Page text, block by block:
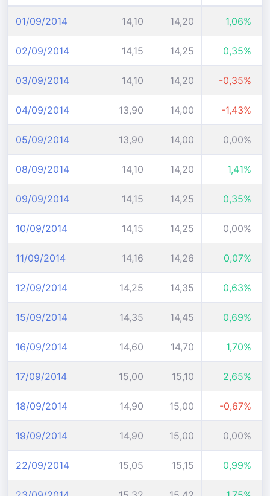
01/09/2014 14,10 14,20 1,06%
02/09/2014 14,15 14,25 0,35%
03/09/2014 14,10 14,20 -0,35%
04/09/2014 13,90 14,00 -1,43%
05/09/2014 13,90 14,00 0,00%
08/09/2014 14,10 14,20 1,41%
09/09/2014 14,15 14,25 0,35%
10/09/2014 14,15 14,25 0,00%
11/09/2014 14,16 14,26 0,07%
12/09/2014 14,25 14,35 0,63%
15/09/2014 14,35 14,45 0,69%
16/09/2014 14,60 14,70 1,70%
17/09/2014 15,00 15,10 2,65%
18/09/2014 14,90 15,00 -0,67%
19/09/2014 14,90 15,00 0,00%
22/09/2014 15,05 15,15 0,99%